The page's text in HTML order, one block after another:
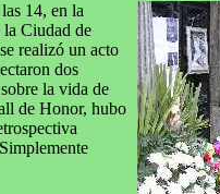
14, en la
Ciudad de
realizó un acto
dos
la vida de
de Honor, hubo